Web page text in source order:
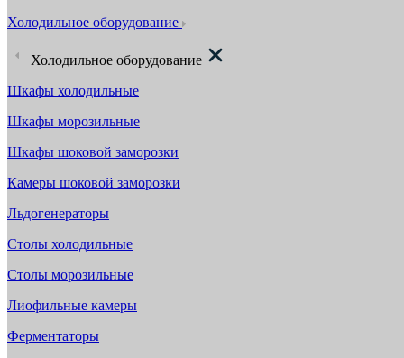
Холодильное оборудование
Холодильное оборудование
Шкафы холодильные
Шкафы морозильные
Шкафы шоковой заморозки
Камеры шоковой заморозки
Льдогенераторы
Столы холодильные
Столы морозильные
Лиофильные камеры
Ферментаторы